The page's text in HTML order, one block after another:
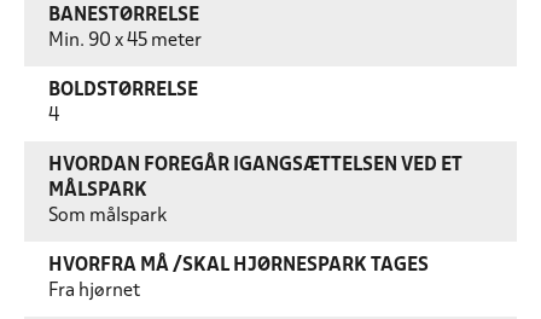
BANESTØRRELSE
Min. 90 x 45 meter
BOLDSTØRRELSE
4
HVORDAN FOREGÅR IGANGSÆTTELSEN VED ET
MÅLSPARK
Som målspark
HVORFRA MÅ /SKAL HJØRNESPARK TAGES
Fra hjørnet